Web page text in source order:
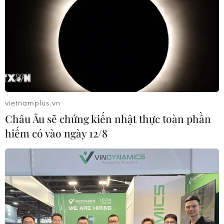
15/01/2019 08:25
Ủy ban Phát triển và Cải cách quốc gia Trung Quốc
(NDRC) cho biết Bắc Kinh sẽ tăng cường giám sát tình
hình kinh tế và bổ sung các kế hoạch dự phòng cho
chính sách kinh tế.
vietnamplus.vn
Châu Âu sẽ chứng kiến nhật thực toàn phần
hiếm có vào ngày 12/8